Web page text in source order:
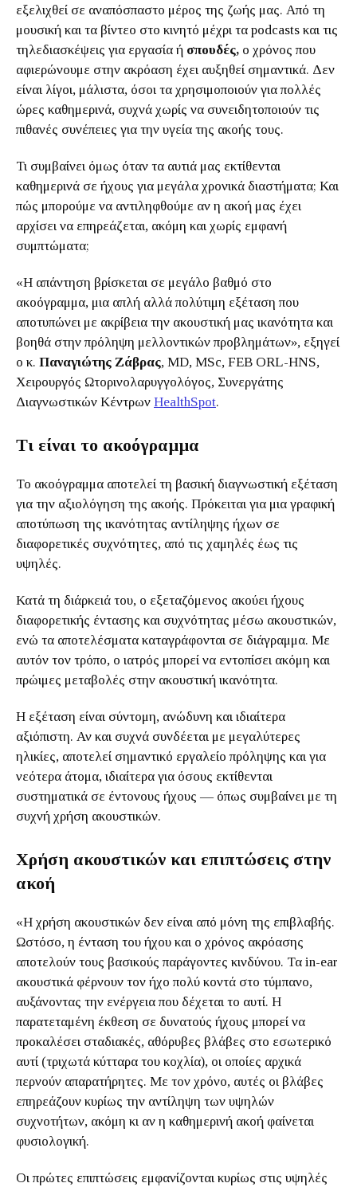
εξελιχθεί σε αναπόσπαστο μέρος της ζωής μας. Από τη
μουσική και τα βίντεο στο κινητό μέχρι τα podcasts και τις
τηλεδιασκέψεις για εργασία ή σπουδές, ο χρόνος που
αφιερώνουμε στην ακρόαση έχει αυξηθεί σημαντικά. Δεν
είναι λίγοι, μάλιστα, όσοι τα χρησιμοποιούν για πολλές
ώρες καθημερινά, συχνά χωρίς να συνειδητοποιούν τις
πιθανές συνέπειες για την υγεία της ακοής τους.
Τι συμβαίνει όμως όταν τα αυτιά μας εκτίθενται
καθημερινά σε ήχους για μεγάλα χρονικά διαστήματα; Και
πώς μπορούμε να αντιληφθούμε αν η ακοή μας έχει
αρχίσει να επηρεάζεται, ακόμη και χωρίς εμφανή
συμπτώματα;
«Η απάντηση βρίσκεται σε μεγάλο βαθμό στο
ακοόγραμμα, μια απλή αλλά πολύτιμη εξέταση που
αποτυπώνει με ακρίβεια την ακουστική μας ικανότητα και
βοηθά στην πρόληψη μελλοντικών προβλημάτων», εξηγεί
ο κ. Παναγιώτης Ζάβρας, MD, MSc, FEB ORL-HNS,
Χειρουργός Ωτορινολαρυγγολόγος, Συνεργάτης
Διαγνωστικών Κέντρων HealthSpot.
Τι είναι το ακοόγραμμα
Το ακοόγραμμα αποτελεί τη βασική διαγνωστική εξέταση
για την αξιολόγηση της ακοής. Πρόκειται για μια γραφική
αποτύπωση της ικανότητας αντίληψης ήχων σε
διαφορετικές συχνότητες, από τις χαμηλές έως τις
υψηλές.
Κατά τη διάρκειά του, ο εξεταζόμενος ακούει ήχους
διαφορετικής έντασης και συχνότητας μέσω ακουστικών,
ενώ τα αποτελέσματα καταγράφονται σε διάγραμμα. Με
αυτόν τον τρόπο, ο ιατρός μπορεί να εντοπίσει ακόμη και
πρώιμες μεταβολές στην ακουστική ικανότητα.
Η εξέταση είναι σύντομη, ανώδυνη και ιδιαίτερα
αξιόπιστη. Αν και συχνά συνδέεται με μεγαλύτερες
ηλικίες, αποτελεί σημαντικό εργαλείο πρόληψης και για
νεότερα άτομα, ιδιαίτερα για όσους εκτίθενται
συστηματικά σε έντονους ήχους — όπως συμβαίνει με τη
συχνή χρήση ακουστικών.
Χρήση ακουστικών και επιπτώσεις στην
ακοή
«Η χρήση ακουστικών δεν είναι από μόνη της επιβλαβής.
Ωστόσο, η ένταση του ήχου και ο χρόνος ακρόασης
αποτελούν τους βασικούς παράγοντες κινδύνου. Τα in-ear
ακουστικά φέρνουν τον ήχο πολύ κοντά στο τύμπανο,
αυξάνοντας την ενέργεια που δέχεται το αυτί. Η
παρατεταμένη έκθεση σε δυνατούς ήχους μπορεί να
προκαλέσει σταδιακές, αθόρυβες βλάβες στο εσωτερικό
αυτί (τριχωτά κύτταρα του κοχλία), οι οποίες αρχικά
περνούν απαρατήρητες. Με τον χρόνο, αυτές οι βλάβες
επηρεάζουν κυρίως την αντίληψη των υψηλών
συχνοτήτων, ακόμη κι αν η καθημερινή ακοή φαίνεται
φυσιολογική.
Οι πρώτες επιπτώσεις εμφανίζονται κυρίως στις υψηλές